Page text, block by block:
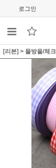
로그인
[리본] > 물방울/체크